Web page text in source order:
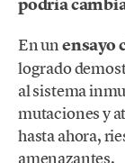
podría
En unensayo
logrado
al sistema
mutaciones y
hasta ahora,
amenazantes.